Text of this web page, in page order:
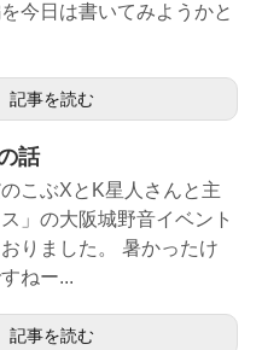
今日は書いてみようかと
記事を読む
話
こぶXとK星人さんと主
」の大阪城野音イベント
りました。 暑かったけ
ねー...
記事を読む